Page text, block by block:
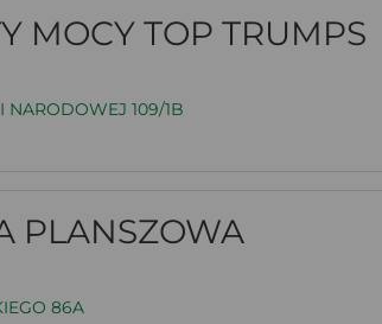
MOCY TOP TRUMPS
NARODOWEJ 109/1B
PLANSZOWA
86A